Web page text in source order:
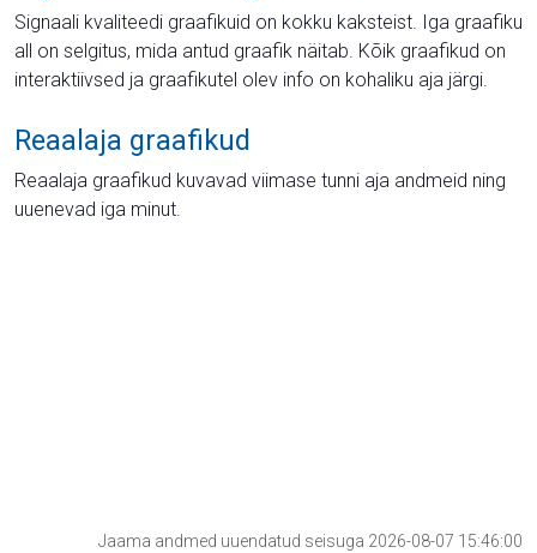
Signaali kvaliteedi graafikuid on kokku kaksteist. Iga graafiku
all on selgitus, mida antud graafik näitab. Kõik graafikud on
interaktiivsed ja graafikutel olev info on kohaliku aja järgi.
Reaalaja graafikud
Reaalaja graafikud kuvavad viimase tunni aja andmeid ning
uuenevad iga minut.
Jaama andmed uuendatud seisuga 2026-08-07 15:46:00